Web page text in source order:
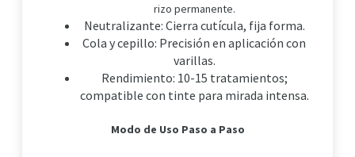
rizo permanente.
Neutralizante: Cierra cutícula, fija forma.
Cola y cepillo: Precisión en aplicación con
varillas.
Rendimiento: 10-15 tratamientos;
compatible con tinte para mirada intensa.
Modo de Uso Paso a Paso